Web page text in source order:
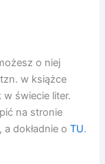
o niej
w książce
w świecie liter.
na stronie
a dokładnie oTU.